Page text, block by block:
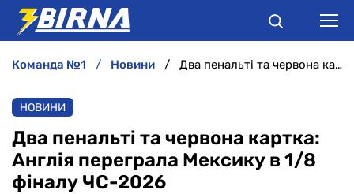
АНАЛІТИКА
ІНТЕРВ'Ю
команда №1 новини Два пенальті та червона картка: Англія переграла Мексику в 1/8 фіналу ЧС-2026
НОВИНИ
Два пенальті та червона картка:
Англія переграла Мексику в 1/8
фіналу ЧС-2026